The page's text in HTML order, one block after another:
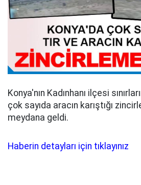
Konya'nın Kadınhanı ilçesi
çok sayıda aracın karıştığı
meydana geldi.
Haberin detayları için tıklayınız